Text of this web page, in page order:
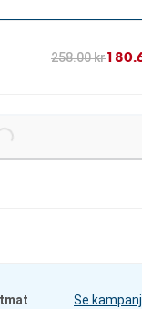
Se kampanj
258.00 kr